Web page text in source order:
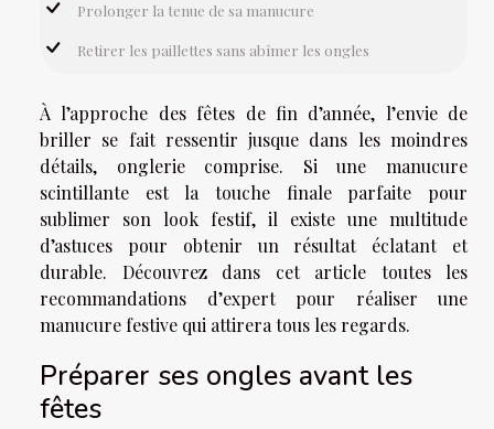
Prolonger la tenue de sa manucure
Retirer les paillettes sans abîmer les ongles
À l’approche des fêtes de fin d’année, l’envie de
briller se fait ressentir jusque dans les moindres
détails, onglerie comprise. Si une manucure
scintillante est la touche finale parfaite pour
sublimer son look festif, il existe une multitude
d’astuces pour obtenir un résultat éclatant et
durable. Découvrez dans cet article toutes les
recommandations d’expert pour réaliser une
manucure festive qui attirera tous les regards.
Préparer ses ongles avant les
fêtes